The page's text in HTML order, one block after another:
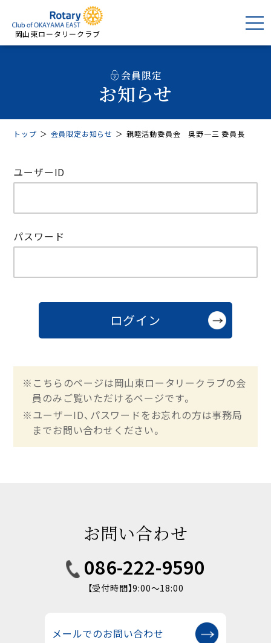
岡山東ロータリークラブ
会員限定
お知らせ
トップ ＞ 会員限定お知らせ ＞ 親睦活動委員会 奥野一三 委員長
ユーザーID
パスワード
※こちらのページは岡山東ロータリークラブの会
員のみご覧いただけるページです。
※ユーザーID、パスワードをお忘れの方は事務局
までお問い合わせください。
お問い合わせ
086-222-9590
【受付時間】9:00〜18:00
メールでのお問い合わせ